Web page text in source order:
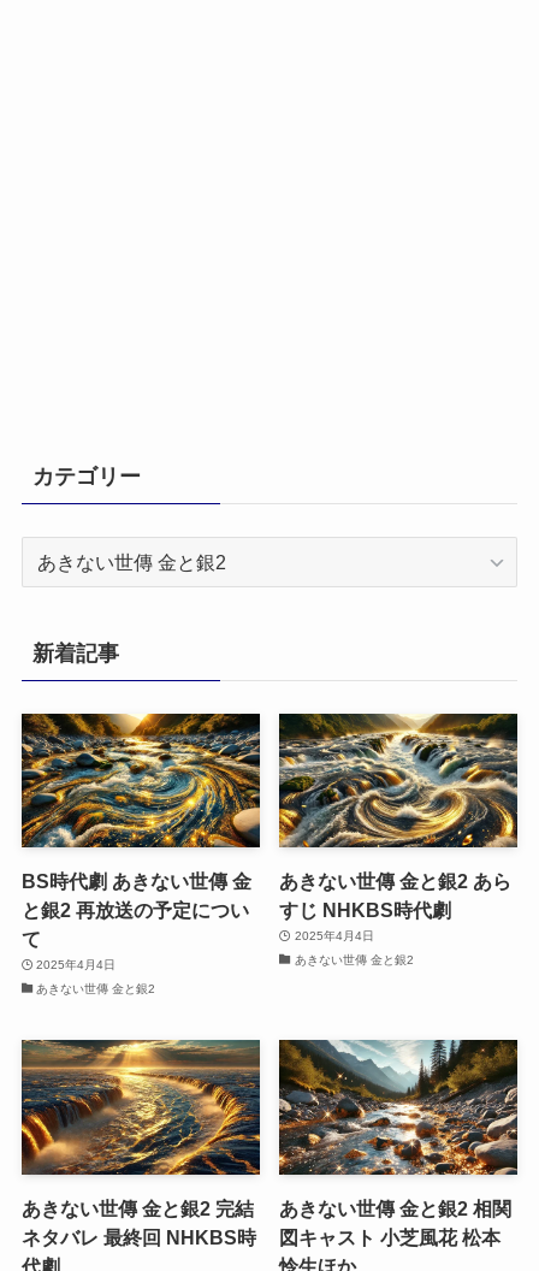
カテゴリー
リ
ー
新着記事
BS時代劇 あきない世傳 金
と銀2 再放送の予定につい
て
2025年4月4日
あきない世傳 金と銀2
あきない世傳 金と銀2 あら
すじ NHKBS時代劇
2025年4月4日
あきない世傳 金と銀2
あきない世傳 金と銀2 完結
ネタバレ 最終回 NHKBS時
代劇
あきない世傳 金と銀2 相関
図キャスト 小芝風花 松本
怜生ほか